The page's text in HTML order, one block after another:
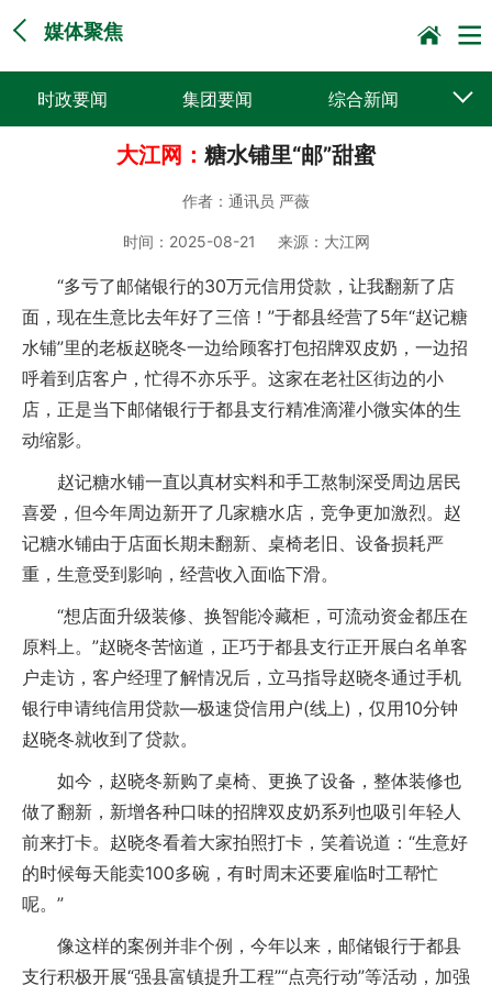
媒体聚焦
时政要闻 集团要闻 综合新闻
党建动态 普遍服务
企业文化
大江网： 糖水铺里“邮”甜蜜
作者： 通讯员 严薇
时间： 2025-08-21 来源： 大江网
“多亏了邮储银行的30万元信用贷款，让我翻新了店
面，现在生意比去年好了三倍！”于都县经营了5年“赵记糖
水铺”里的老板赵晓冬一边给顾客打包招牌双皮奶，一边招
呼着到店客户，忙得不亦乐乎。这家在老社区街边的小
店，正是当下邮储银行于都县支行精准滴灌小微实体的生
动缩影。
赵记糖水铺一直以真材实料和手工熬制深受周边居民
喜爱，但今年周边新开了几家糖水店，竞争更加激烈。赵
记糖水铺由于店面长期未翻新、桌椅老旧、设备损耗严
重，生意受到影响，经营收入面临下滑。
“想店面升级装修、换智能冷藏柜，可流动资金都压在
原料上。”赵晓冬苦恼道，正巧于都县支行正开展白名单客
户走访，客户经理了解情况后，立马指导赵晓冬通过手机
银行申请纯信用贷款—极速贷信用户(线上)，仅用10分钟
赵晓冬就收到了贷款。
如今，赵晓冬新购了桌椅、更换了设备，整体装修也
做了翻新，新增各种口味的招牌双皮奶系列也吸引年轻人
前来打卡。赵晓冬看着大家拍照打卡，笑着说道：“生意好
的时候每天能卖100多碗，有时周末还要雇临时工帮忙
呢。”
像这样的案例并非个例，今年以来，邮储银行于都县
支行积极开展“强县富镇提升工程”“点亮行动”等活动，加强